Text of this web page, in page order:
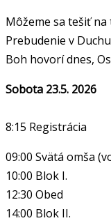
Môžeme sa tešiť
Prebudenie v
Boh hovorí dnes,
Sobota 23.5. 2026
8:15 Registrácia
09:00 Svätá omša
10:00 Blok I.
12:30 Obed
14:00 Blok II.